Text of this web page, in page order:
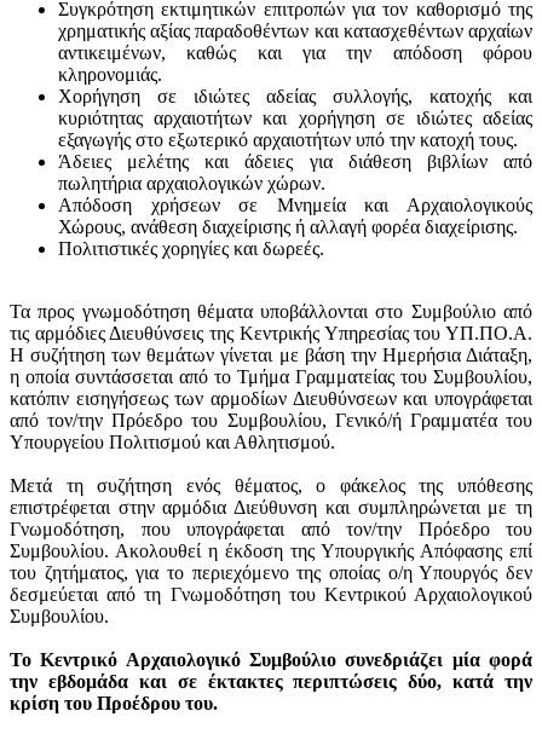
Συγκρότηση εκτιμητικών επιτροπών για τον καθορισμό της
χρηματικής αξίας παραδοθέντων και κατασχεθέντων αρχαίων
αντικειμένων, καθώς και για την απόδοση φόρου
κληρονομιάς.
Χορήγηση σε ιδιώτες αδείας συλλογής, κατοχής και
κυριότητας αρχαιοτήτων και χορήγηση σε ιδιώτες αδείας
εξαγωγής στο εξωτερικό αρχαιοτήτων υπό την κατοχή τους.
Άδειες μελέτης και άδειες για διάθεση βιβλίων από
πωλητήρια αρχαιολογικών χώρων.
Απόδοση χρήσεων σε Μνημεία και Αρχαιολογικούς
Χώρους, ανάθεση διαχείρισης ή αλλαγή φορέα διαχείρισης.
Πολιτιστικές χορηγίες και δωρεές.
Τα προς γνωμοδότηση θέματα υποβάλλονται στο Συμβούλιο από
τις αρμόδιες Διευθύνσεις της Κεντρικής Υπηρεσίας του ΥΠ.ΠΟ.Α.
Η συζήτηση των θεμάτων γίνεται με βάση την Ημερήσια Διάταξη,
η οποία συντάσσεται από το Τμήμα Γραμματείας του Συμβουλίου,
κατόπιν εισηγήσεως των αρμοδίων Διευθύνσεων και υπογράφεται
από τον/την Πρόεδρο του Συμβουλίου, Γενικό/ή Γραμματέα του
Υπουργείου Πολιτισμού και Αθλητισμού.
Μετά τη συζήτηση ενός θέματος, ο φάκελος της υπόθεσης
επιστρέφεται στην αρμόδια Διεύθυνση και συμπληρώνεται με τη
Γνωμοδότηση, που υπογράφεται από τον/την Πρόεδρο του
Συμβουλίου. Ακολουθεί η έκδοση της Υπουργικής Απόφασης επί
του ζητήματος, για το περιεχόμενο της οποίας ο/η Υπουργός δεν
δεσμεύεται από τη Γνωμοδότηση του Κεντρικού Αρχαιολογικού
Συμβουλίου.
Το Κεντρικό Αρχαιολογικό Συμβούλιο συνεδριάζει μία φορά
την εβδομάδα και σε έκτακτες περιπτώσεις δύο, κατά την
κρίση του Προέδρου του.